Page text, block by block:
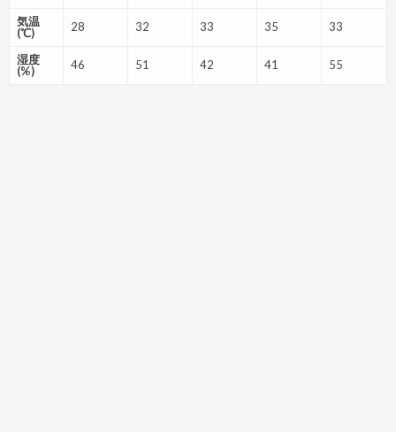
気温
(℃)
28 32 33 35 33
湿度
(%)
46 51 42 41 55